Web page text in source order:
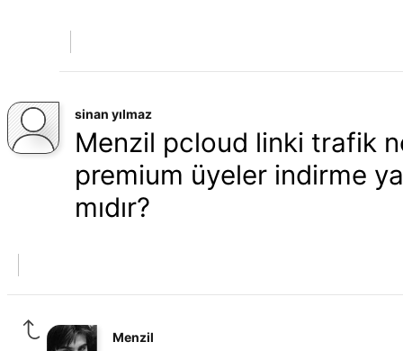
sinan yılmaz
Menzil pcloud linki trafik
premium üyeler indirme
mıdır?
Menzil